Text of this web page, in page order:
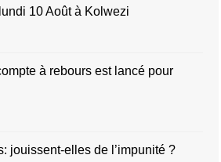
10 Août à Kolwezi
à rebours est lancé pour
jouissent-elles de l’impunité ?